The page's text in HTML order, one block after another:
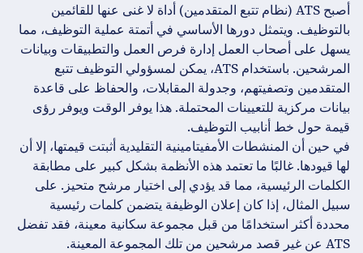
أصبح ATS (نظام تتبع المتقدمين) أداة لا غنى عنها للقائمين
بالتوظيف. ويتمثل دورها الأساسي في أتمتة عملية التوظيف، مما
يسهل على أصحاب العمل إدارة فرص العمل والتطبيقات وبيانات
المرشحين. باستخدام ATS، يمكن لمسؤولي التوظيف تتبع
المتقدمين وتصفيتهم، وجدولة المقابلات، والحفاظ على قاعدة
بيانات مركزية للتعيينات المحتملة. هذا يوفر الوقت ويوفر رؤى
قيمة حول خط أنابيب التوظيف.
في حين أن المنشطات الأمفيتامينية التقليدية أثبتت قيمتها، إلا أن
لها قيودها. غالبًا ما تعتمد هذه الأنظمة بشكل كبير على مطابقة
الكلمات الرئيسية، مما قد يؤدي إلى اختيار مرشح متحيز. على
سبيل المثال، إذا كان إعلان الوظيفة يتضمن كلمات رئيسية
محددة أكثر استخدامًا من قبل مجموعة سكانية معينة، فقد تفضل
ATS عن غير قصد مرشحين من تلك المجموعة المعينة.